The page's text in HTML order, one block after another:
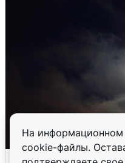
На информационном
cookie-файлы.
Взрывы в